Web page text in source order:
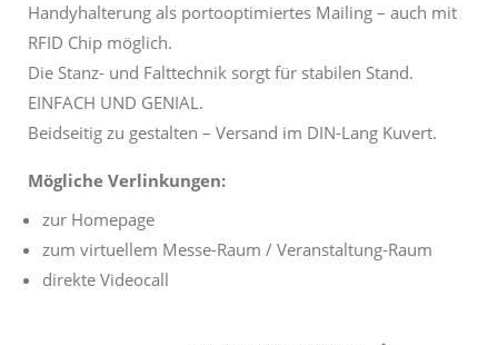
Handyhalterung als portooptimiertes Mailing – auch mit
RFID Chip möglich.
Die Stanz- und Falttechnik sorgt für stabilen Stand.
EINFACH UND GENIAL.
Beidseitig zu gestalten – Versand im DIN-Lang Kuvert.
Mögliche Verlinkungen:
zur Homepage
zum virtuellem Messe-Raum / Veranstaltung-Raum
direkte Videocall